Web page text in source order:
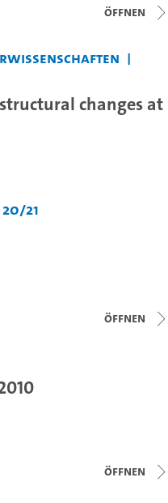
Öffnen
changes at
21
Öffnen
Öffnen